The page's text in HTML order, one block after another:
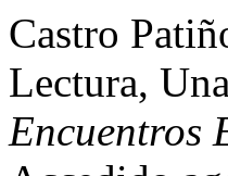
Castro
Lectura,
Encuentros